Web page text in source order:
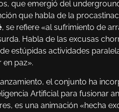
que emergió del
que habla de la
, se refiere «al sufrimiento de
Habla de las excusas
estúpidas actividades
paz».
el conjunto ha
Artificial para fusionar
es una animación «hecha